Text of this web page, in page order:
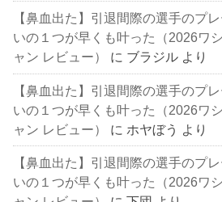
【鼻血出た】引退間際の選手のプ
いの１つが早くも叶った（2026ワ
ャン レビュー）
に ブラジル より
【鼻血出た】引退間際の選手のプ
いの１つが早くも叶った（2026ワ
ャン レビュー）
に ホヤぼう より
【鼻血出た】引退間際の選手のプ
いの１つが早くも叶った（2026ワ